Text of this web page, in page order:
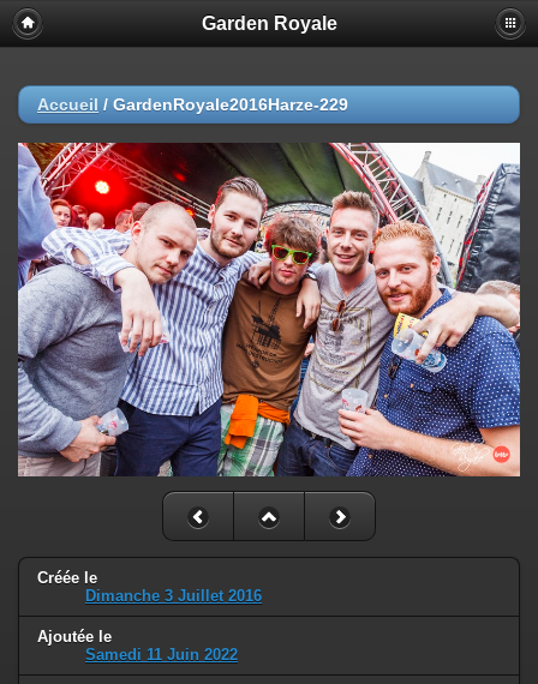
Garden Royale
Accueil / GardenRoyale2016Harze-229
Créée le
Dimanche 3 Juillet 2016
Ajoutée le
Samedi 11 Juin 2022